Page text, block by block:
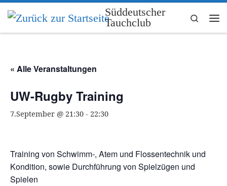
Zum Inhalt springen
Süddeutscher
Tauchclub
Search
« Alle Veranstaltungen
UW-Rugby Training
7.September @ 21:30 - 22:30
Training von Schwimm-, Atem und Flossentechnik und
Kondition, sowie Durchführung von Spielzügen und
Spielen